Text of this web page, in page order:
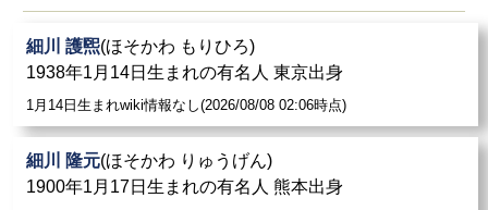
細川 護煕(ほそかわ もりひろ)
1938年1月14日生まれの有名人 東京出身
1月14日生まれwiki情報なし(2026/08/08 02:06時点)
細川 隆元(ほそかわ りゅうげん)
1900年1月17日生まれの有名人 熊本出身